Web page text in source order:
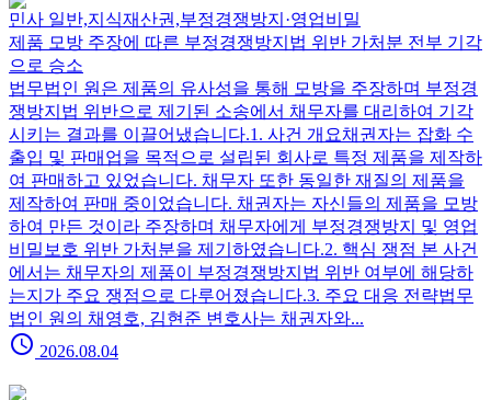
민사 일반,지식재산권,부정경쟁방지·영업비밀
제품 모방 주장에 따른 부정경쟁방지법 위반 가처분 전부 기각
으로 승소
법무법인 원은 제품의 유사성을 통해 모방을 주장하며 부정경
쟁방지법 위반으로 제기된 소송에서 채무자를 대리하여 기각
시키는 결과를 이끌어냈습니다.1. 사건 개요채권자는 잡화 수
출입 및 판매업을 목적으로 설립된 회사로 특정 제품을 제작하
여 판매하고 있었습니다. 채무자 또한 동일한 재질의 제품을
제작하여 판매 중이었습니다. 채권자는 자신들의 제품을 모방
하여 만든 것이라 주장하며 채무자에게 부정경쟁방지 및 영업
비밀보호 위반 가처분을 제기하였습니다.2. 핵심 쟁점 본 사건
에서는 채무자의 제품이 부정경쟁방지법 위반 여부에 해당하
는지가 주요 쟁점으로 다루어졌습니다.3. 주요 대응 전략법무
법인 원의 채영호, 김현준 변호사는 채권자와...
schedule 2026.08.04